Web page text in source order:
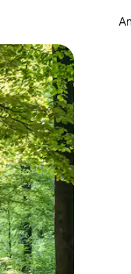
e deslizando o dedo na